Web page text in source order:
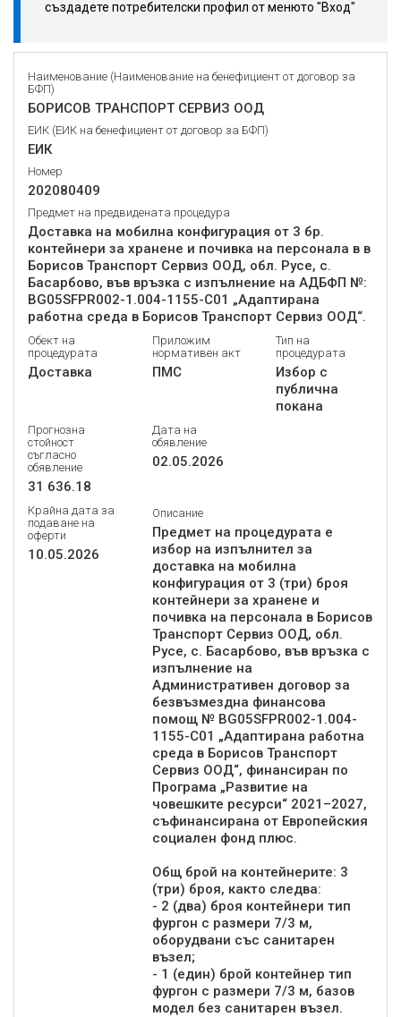
създадете потребителски профил от менюто "Вход"
Наименование (Наименование на бенефициент от договор за
БФП)
БОРИСОВ ТРАНСПОРТ СЕРВИЗ ООД
ЕИК (ЕИК на бенефициент от договор за БФП)
ЕИК
Номер
202080409
Предмет на предвидената процедура
Доставка на мобилна конфигурация от 3 бр.
контейнери за хранене и почивка на персонала в в
Борисов Транспорт Сервиз ООД, обл. Русе, с.
Басарбово, във връзка с изпълнение на АДБФП №:
BG05SFPR002-1.004-1155-С01 „Адаптирана
работна среда в Борисов Транспорт Сервиз ООД“.
Обект на
процедурата
Доставка
Приложим
нормативен акт
ПМС
Тип на
процедурата
Избор с
публична
покана
Прогнозна
стойност
съгласно
обявление
31 636.18
Дата на
обявление
02.05.2026
Крайна дата за
подаване на
оферти
10.05.2026
Описание
Предмет на процедурата е
избор на изпълнител за
доставка на мобилна
конфигурация от 3 (три) броя
контейнери за хранене и
почивка на персонала в Борисов
Транспорт Сервиз ООД, обл.
Русе, с. Басарбово, във връзка с
изпълнение на
Административен договор за
безвъзмездна финансова
помощ № BG05SFPR002-1.004-
1155-C01 „Адаптирана работна
среда в Борисов Транспорт
Сервиз ООД“, финансиран по
Програма „Развитие на
човешките ресурси“ 2021–2027,
съфинансирана от Европейския
социален фонд плюс.
Общ брой на контейнерите: 3
(три) броя, както следва:
- 2 (два) броя контейнери тип
фургон с размери 7/3 м,
оборудвани със санитарен
възел;
- 1 (един) брой контейнер тип
фургон с размери 7/3 м, базов
модел без санитарен възел.